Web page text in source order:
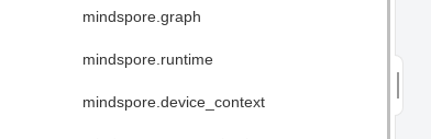
mindspore.graph
mindspore.runtime
mindspore.device_context